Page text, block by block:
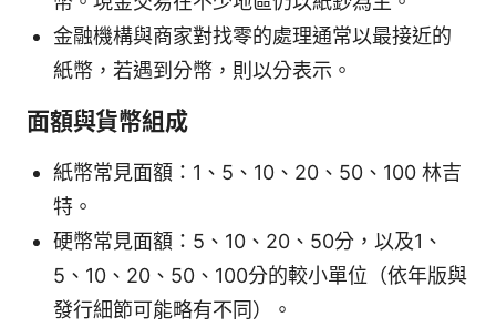
金融機構與商家對找零的處理通常以最接近的
紙幣，若遇到分幣，則以分表示。
面額與貨幣組成
紙幣常見面額：1、5、10、20、50、100 林吉
特。
硬幣常見面額：5、10、20、50分，以及1、
5、10、20、50、100分的較小單位（依年版與
發行細節可能略有不同）。